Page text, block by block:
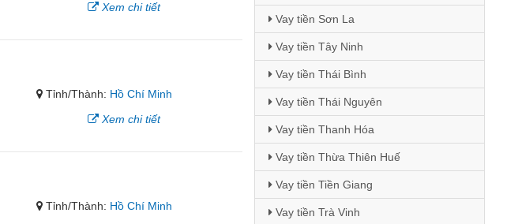
Xem chi tiết
Tỉnh/Thành: Hồ Chí Minh
Xem chi tiết
Tỉnh/Thành: Hồ Chí Minh
Vay tiền Sơn La
Vay tiền Tây Ninh
Vay tiền Thái Bình
Vay tiền Thái Nguyên
Vay tiền Thanh Hóa
Vay tiền Thừa Thiên Huế
Vay tiền Tiền Giang
Vay tiền Trà Vinh